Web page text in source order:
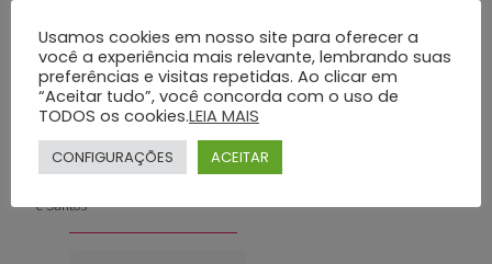
e Santos
Usamos cookies em nosso site para oferecer a
você a experiência mais relevante, lembrando suas
preferências e visitas repetidas. Ao clicar em
“Aceitar tudo”, você concorda com o uso de
TODOS os cookies.LEIA MAIS
CONFIGURAÇÕES ACEITAR